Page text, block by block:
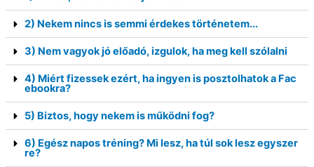
2) Nekem nincs is semmi érdekes történetem...
3) Nem vagyok jó előadó, izgulok, ha meg kell szólalni
4) Miért fizessek ezért, ha ingyen is posztolhatok a Fac
ebookra?
5) Biztos, hogy nekem is működni fog?
6) Egész napos tréning? Mi lesz, ha túl sok lesz egyszer
re?